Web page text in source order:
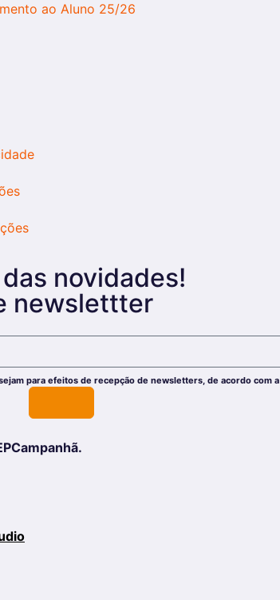
ao Aluno 25/26
novidades!
newslettter
para efeitos de recepção de newsletters, de acordo com a